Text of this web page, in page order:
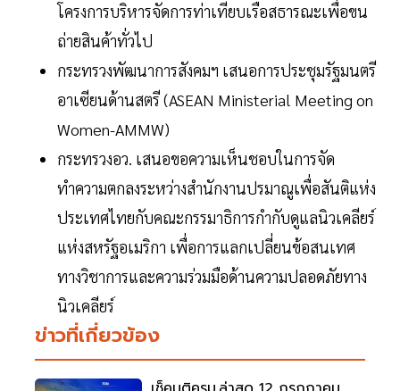
โครงการบริหารจัดการท่าเทียบเรือสธารณะเพื่อขน
ถ่ายสินค้าทั่วไป
กระทรวงพัฒนาการสังคมฯ เสนอการประชุมรัฐมนตรี
อาเซียนด้านสตรี (ASEAN Ministerial Meeting on
Women-AMMW)
กระทรวงอว. เสนอขอความเห็นชอบในการจัด
ทำความตกลงระหว่างสำนักงานปรมาณูเพื่อสันติแห่ง
ประเทศไทยกับคณะกรรมาธิการกำกับดูแลนิวเคลียร์
แห่งสหรัฐอเมริกา เพื่อการแลกเปลี่ยนข้อสนเทศ
ทางวิชาการและความร่วมมือด้านความปลอดภัยทาง
นิวเคลียร์
ข่าวที่เกี่ยวข้อง